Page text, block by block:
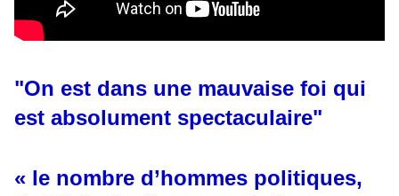
"On est dans une mauvaise foi qui
est absolument spectaculaire"
« le nombre d’hommes politiques,